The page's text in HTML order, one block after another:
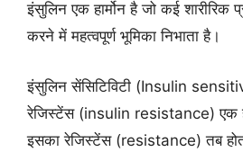
इंसुलिन एक हार्मोन है जो कई शारीरिक
करने में महत्वपूर्ण भूमिका निभाता है।
इंसुलिन सेंसिटिविटी (Insulin
रेजिस्टेंस (insulin resistance) एक
इसका रेजिस्टेंस (resistance) तब